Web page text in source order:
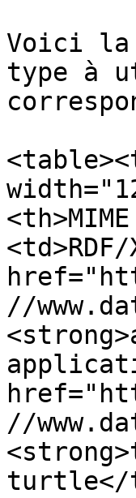
Voici la
type à
//
//
turtle</